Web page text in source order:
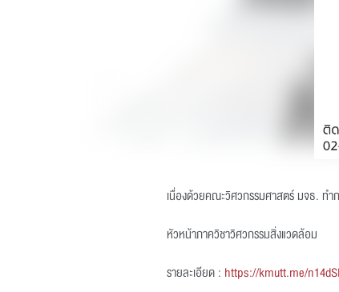
เนื่องด้วยคณะวิศวกรรมศาสตร์ มจธ. ทำ
หัวหน้าภาควิชาวิศวกรรมสิ่งแวดล้อม
รายละเอียด : https://kmutt.me/